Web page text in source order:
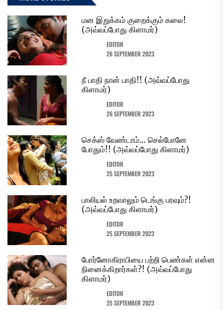
மன இறுக்கம் குறைக்கும் கலை!
(அவ்வப்போது கிளாமர்)
EDITOR
26 SEPTEMBER 2023
நீ பாதி நான் பாதி!! (அவ்வப்போது
கிளாமர்)
EDITOR
26 SEPTEMBER 2023
செக்ஸ் வேண்டாம்… செல்போனே
போதும்!! (அவ்வப்போது கிளாமர்)
EDITOR
25 SEPTEMBER 2023
பாலியல் உறவாலும் டெங்கு பரவும்?!
(அவ்வப்போது கிளாமர்)
EDITOR
25 SEPTEMBER 2023
போர்னோகிராபியை பற்றி பெண்கள் என்ன
நினைக்கிறார்கள்?! (அவ்வப்போது
கிளாமர்)
EDITOR
25 SEPTEMBER 2023